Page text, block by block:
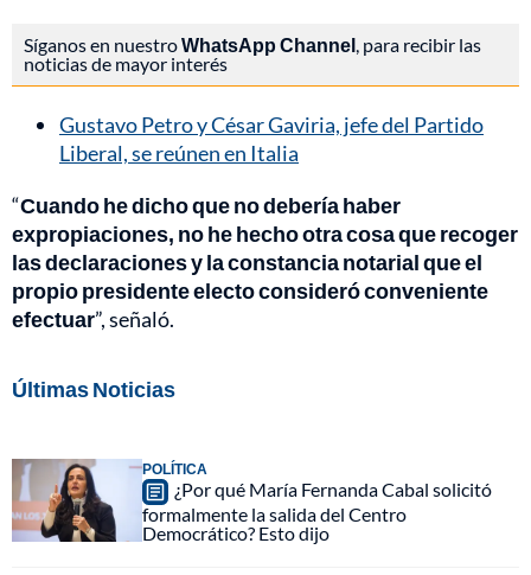
Síganos en nuestroWhatsApp Channel , para recibir las
noticias de mayor interés
Gustavo Petro y César Gaviria, jefe del Partido
Liberal, se reúnen en Italia
“Cuando he dicho que no debería haber
expropiaciones, no he hecho otra cosa que recoger
las declaraciones y la constancia notarial que el
propio presidente electo consideró conveniente
efectuar”, señaló.
Últimas Noticias
POLÍTICA
¿Por qué María Fernanda Cabal solicitó
formalmente la salida del Centro
Democrático? Esto dijo